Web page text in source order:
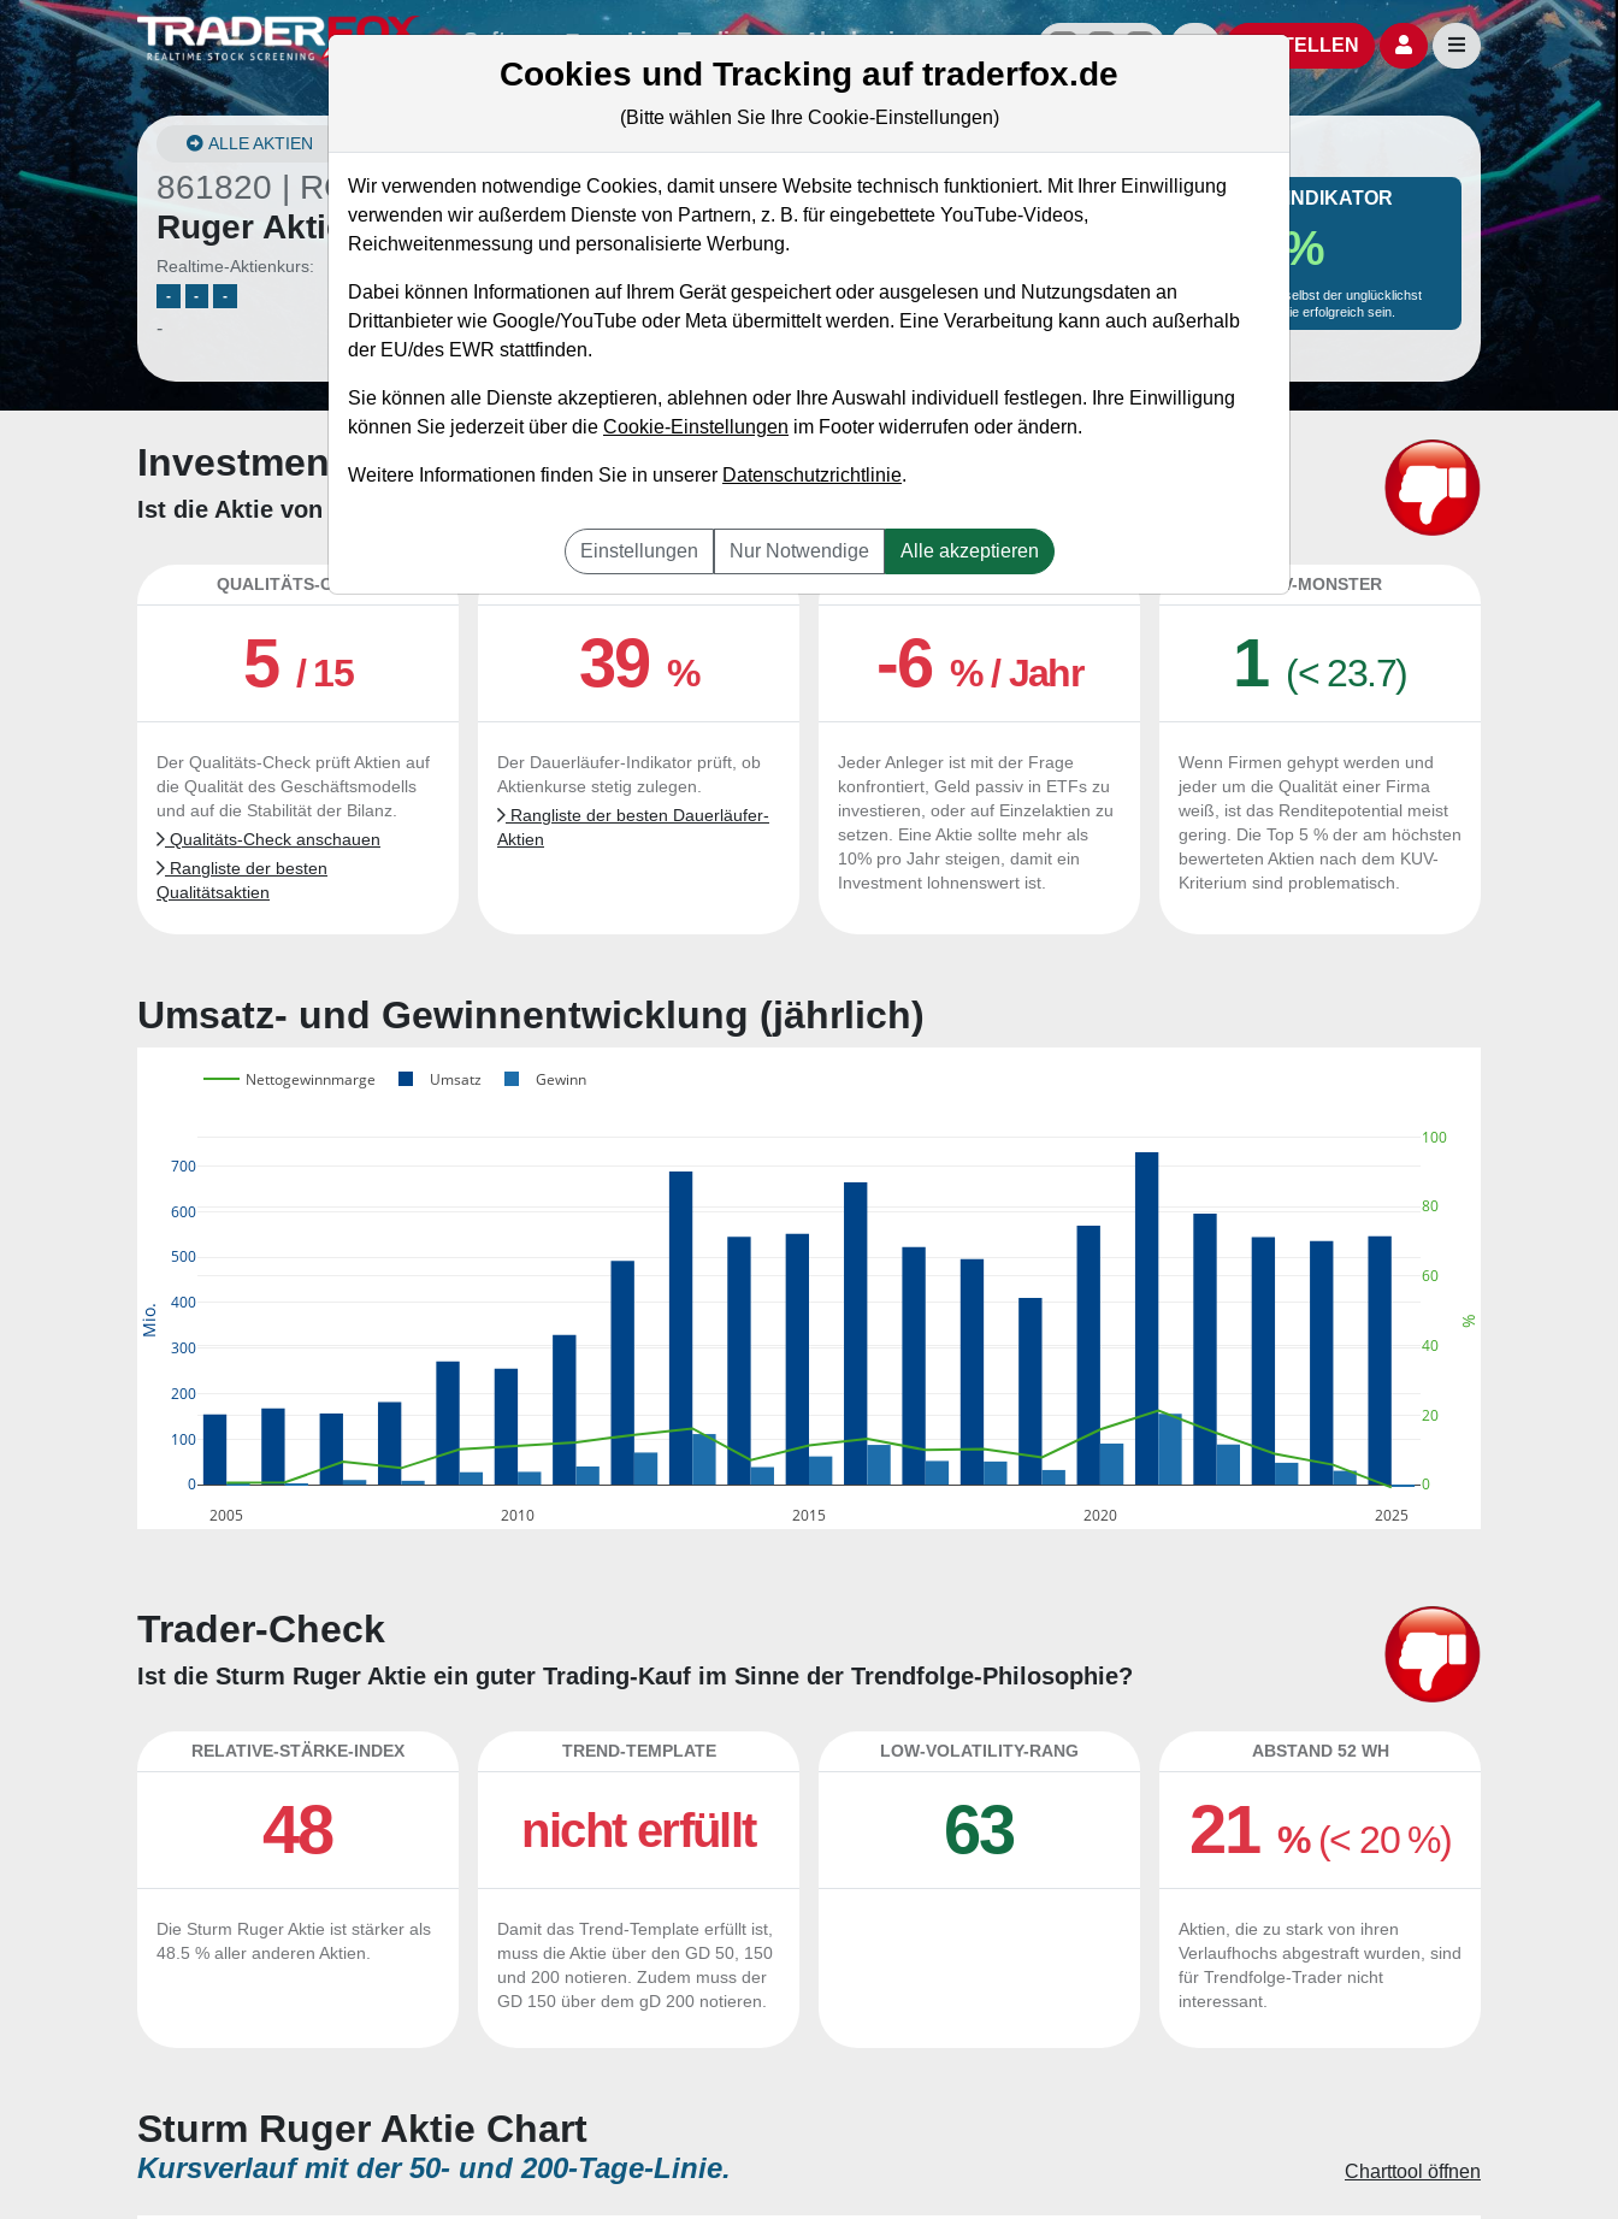
Software Live-Trading Akademie offizielle Social Media-AccountsAktien- und Artikelsuche öffnen
BESTELLEN Seitennavigation
ALLE AKTIEN
861820 | RGR–Sturm
Ruger Aktie
Realtime-Aktienkurs:
- - -
-
Marktkapitalisierung 602,89 Mio. USD
Unternehmenswert
Umsatz 546,06 Mio. USD
MONKEY-TRADER INDIKATOR
61.5 %
Mit 61.5 % Wahrscheinlichkeit wird selbst der unglücklichst
agierende Trader mit dieser Aktie erfolgreich sein.
Investment-Check: Kaufempfehlung?
Ist die Aktie von Sturm Ruger zum Kaufen und Liegenlassen geeignet?
QUALITÄTS-CHECK
5 / 15
Der Qualitäts-Check prüft Aktien auf
die Qualität des Geschäftsmodells
und auf die Stabilität der Bilanz.
Qualitäts-Check anschauen
Rangliste der besten
Qualitätsaktien
39 %
Der Dauerläufer-Indikator prüft, ob
Aktienkurse stetig zulegen.
Rangliste der besten Dauerläufer-
Aktien
-6 % / Jahr
Jeder Anleger ist mit der Frage
konfrontiert, Geld passiv in ETFs zu
investieren, oder auf Einzelaktien zu
setzen. Eine Aktie sollte mehr als
10% pro Jahr steigen, damit ein
Investment lohnenswert ist.
KUV-MONSTER
1 (< 23.7)
Wenn Firmen gehypt werden und
jeder um die Qualität einer Firma
weiß, ist das Renditepotential meist
gering. Die Top 5 % der am höchsten
bewerteten Aktien nach dem KUV-
Kriterium sind problematisch.
Umsatz- und Gewinnentwicklung (jährlich)
2005 2010 2015 2020 2025
0
100
200
300
400
500
600
700
0
20
40
60
80
100
Nettogewinnmarge Umsatz Gewinn
Mio. %
Trader-Check
Ist die Sturm Ruger Aktie ein guter Trading-Kauf im Sinne der Trendfolge-Philosophie?
RELATIVE-STÄRKE-INDEX
48
Die Sturm Ruger Aktie ist stärker als
48.5 % aller anderen Aktien.
TREND-TEMPLATE
nicht erfüllt
Damit das Trend-Template erfüllt ist,
muss die Aktie über den GD 50, 150
und 200 notieren. Zudem muss der
GD 150 über dem gD 200 notieren.
LOW-VOLATILITY-RANG
63
ABSTAND 52 WH
21% (< 20 %)
Aktien, die zu stark von ihren
Verlaufhochs abgestraft wurden, sind
für Trendfolge-Trader nicht
interessant.
Sturm Ruger Aktie Chart
Kursverlauf mit der 50- und 200-Tage-Linie. Charttool öffnen
Cookies und Tracking auf traderfox.de
(Bitte wählen Sie Ihre Cookie-Einstellungen)
Wir verwenden notwendige Cookies, damit unsere Website technisch funktioniert. Mit Ihrer Einwilligung
verwenden wir außerdem Dienste von Partnern, z. B. für eingebettete YouTube-Videos,
Reichweitenmessung und personalisierte Werbung.
Dabei können Informationen auf Ihrem Gerät gespeichert oder ausgelesen und Nutzungsdaten an
Drittanbieter wie Google/YouTube oder Meta übermittelt werden. Eine Verarbeitung kann auch außerhalb
der EU/des EWR stattfinden.
Sie können alle Dienste akzeptieren, ablehnen oder Ihre Auswahl individuell festlegen. Ihre Einwilligung
können Sie jederzeit über die Cookie-Einstellungen im Footer widerrufen oder ändern.
Weitere Informationen finden Sie in unserer Datenschutzrichtlinie.
Einstellungen Nur Notwendige Alle akzeptieren